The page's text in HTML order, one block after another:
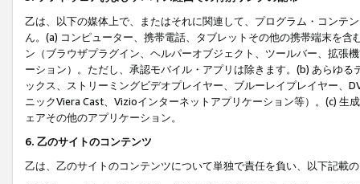
乙は、以下の媒体上で、またはそれに関連して、プログラム・コンテ
ん。(a) コンピューター、携帯電話、タブレットその他の携帯端末を
ン（ブラウザプラグイン、ヘルパーオブジェクト、ツールバー、拡張
ーション）。ただし、承認モバイル・アプリは除きます。(b) あらゆ
ックス、ストリーミングビデオプレイヤー、ブルーレイプレイヤー、
ニックViera Cast、Vizioインターネットアプリケーション等）。(c)
ェアその他のアプリケーション。
6. 乙のサイトのコンテンツ
乙は、乙のサイトのコンテンツについて単独で責任を負い、以下記載